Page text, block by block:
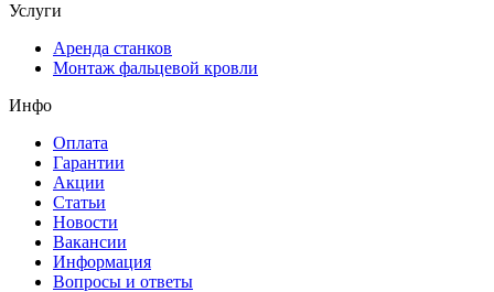
Услуги
Аренда станков
Монтаж фальцевой кровли
Инфо
Оплата
Гарантии
Акции
Статьи
Новости
Вакансии
Информация
Вопросы и ответы